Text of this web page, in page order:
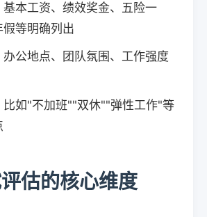
基本工资、绩效奖金、五险一
等明确列出
办公地点、团队氛围、工作强度
比如"不加班""双休""弹性工作"等
估的核心维度